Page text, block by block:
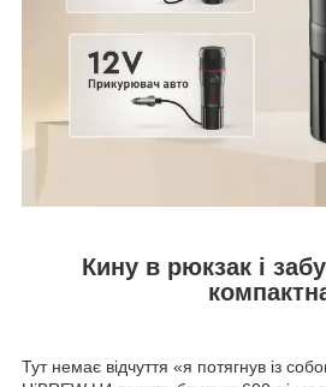
Кину в рюкзак і
Тут немає відчуття «я потягнув із